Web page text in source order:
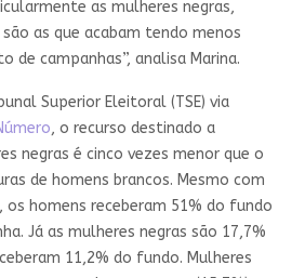
as mulheres negras,
são as que acabam tendo menos
de campanhas”, analisa Marina.
Superior Eleitoral (TSE) via
, o recurso destinado a
negras é cinco vezes menor que o
de homens brancos. Mesmo com
os homens receberam 51% do fundo
Já as mulheres negras são 17,7%
11,2% do fundo. Mulheres